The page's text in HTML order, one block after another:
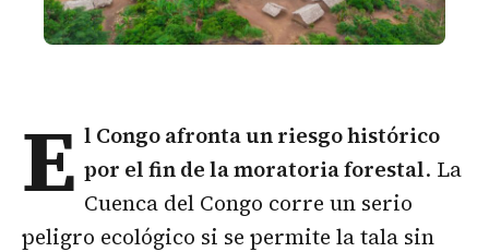
E l Congoafronta un riesgo histórico
por el fin de la moratoria forestal. La
Cuenca del Congo corre un serio
peligro ecológico si se permite la tala sin